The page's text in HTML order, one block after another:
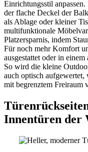
Einrichtungsstil
der flache Deckel der
als Ablage oder kleiner
multifunktionale
Platzersparnis, indem
Für noch mehr Komfort
ausgestattet oder in
So wird die kleine
auch optisch aufgewertet,
mit begrenztem Freiraum
Innentüren der